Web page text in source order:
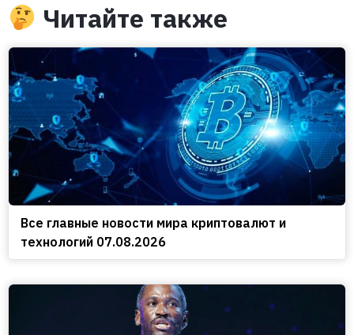
Читайте также
Все главные новости мира криптовалют и
технологий 07.08.2026